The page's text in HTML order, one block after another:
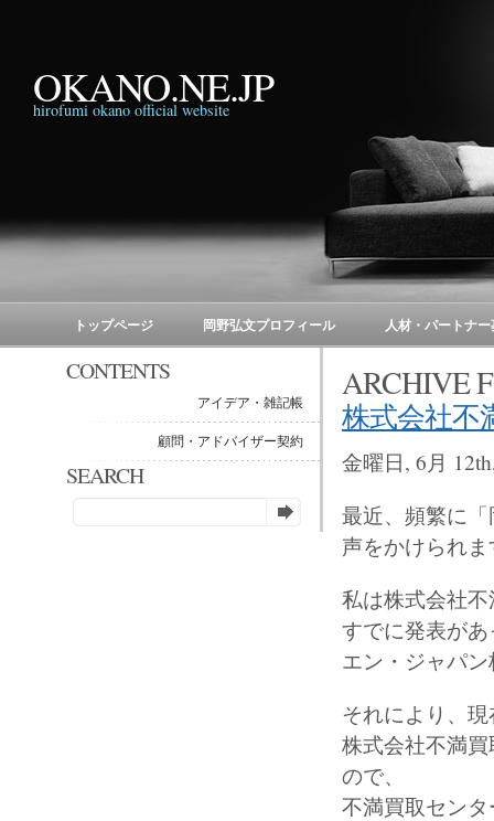
OKANO.NE.JP
hirofumi okano official website
トップページ 岡野弘文プロフィール 人材・パートナー
CONTENTS
アイデア・雑記帳
顧問・アドバイザー契約
SEARCH
ARCHIVE
株式会社不
金曜日, 6月
最近、頻繁に
声をかけられ
私は株式会社
すでに発表が
エン・ジャパ
それにより、
株式会社不満
ので、
不満買取セン